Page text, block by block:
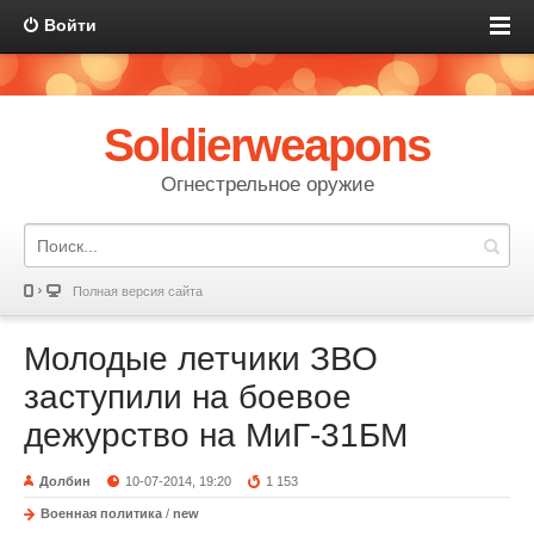
Войти
Soldierweapons
Огнестрельное оружие
Полная версия сайта
Молодые летчики ЗВО
заступили на боевое
дежурство на МиГ-31БМ
Долбин 10-07-2014, 19:20 1 153
Военная политика / new